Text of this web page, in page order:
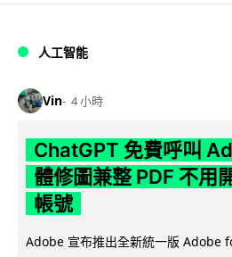
人工智能
Vin 4 小時
ChatGPT 免費呼叫
體修圖兼整 PDF 不用
帳號
Adobe 宣布推出全新統一版 Adobe